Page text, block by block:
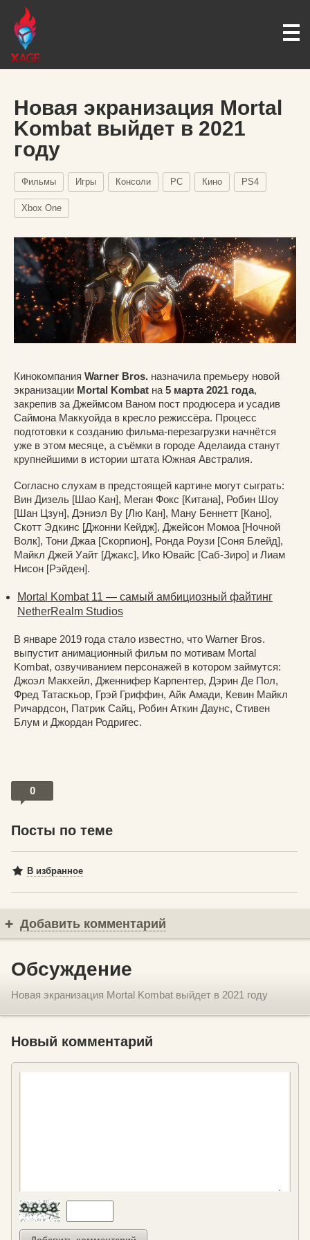
Новая экранизация Mortal
Kombat выйдет в 2021
году
Фильмы Игры Консоли PC Кино PS4
Xbox One
Кинокомпания Warner Bros. назначила премьеру новой
экранизации Mortal Kombat на 5 марта 2021 года,
закрепив за Джеймсом Ваном пост продюсера и усадив
Саймона Маккуойда в кресло режиссёра. Процесс
подготовки к созданию фильма-перезагрузки начнётся
уже в этом месяце, а съёмки в городе Аделаида станут
крупнейшими в истории штата Южная Австралия.
Согласно слухам в предстоящей картине могут сыграть:
Вин Дизель [Шао Кан], Меган Фокс [Китана], Робин Шоу
[Шан Цзун], Дэниэл Ву [Лю Кан], Ману Беннетт [Кано],
Скотт Эдкинс [Джонни Кейдж], Джейсон Момоа [Ночной
Волк], Тони Джаа [Скорпион], Ронда Роузи [Соня Блейд],
Майкл Джей Уайт [Джакс], Ико Ювайс [Саб-Зиро] и Лиам
Нисон [Рэйден].
Mortal Kombat 11 — самый амбициозный файтинг
NetherRealm Studios
В январе 2019 года стало известно, что Warner Bros.
выпустит анимационный фильм по мотивам Mortal
Kombat, озвучиванием персонажей в котором займутся:
Джоэл Макхейл, Дженнифер Карпентер, Дэрин Де Пол,
Фред Татаскьор, Грэй Гриффин, Айк Амади, Кевин Майкл
Ричардсон, Патрик Сайц, Робин Аткин Даунс, Стивен
Блум и Джордан Родригес.
0
Посты по теме
В избранное
Добавить комментарий
Обсуждение
Новая экранизация Mortal Kombat выйдет в 2021 году
Новый комментарий